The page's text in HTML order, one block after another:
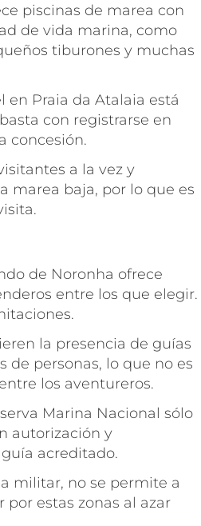
piscinas de marea con
de vida marina, como
tiburones y muchas
en Praia da Atalaia está
con registrarse en
concesión.
a la vez y
marea baja, por lo que es
de Noronha ofrece
entre los que elegir.
la presencia de guías
de personas, lo que no es
los aventureros.
Marina Nacional sólo
autorización y
acreditado.
militar, no se permite a
estas zonas al azar